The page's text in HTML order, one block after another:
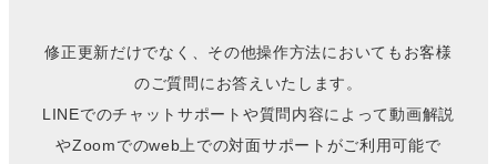
修正更新だけでなく、その他操作方法においてもお客様
のご質問にお答えいたします。
LINEでのチャットサポートや質問内容によって動画解説
やZoomでのweb上での対面サポートがご利用可能で